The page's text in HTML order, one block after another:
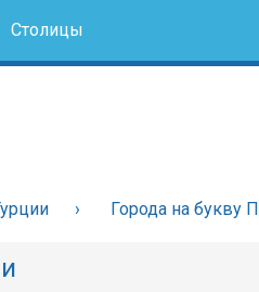
Столицы
Города на букву П